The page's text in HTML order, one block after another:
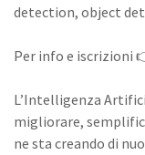
detection, object
Per info e iscrizioni
L’Intelligenza
migliorare,
ne sta creando di